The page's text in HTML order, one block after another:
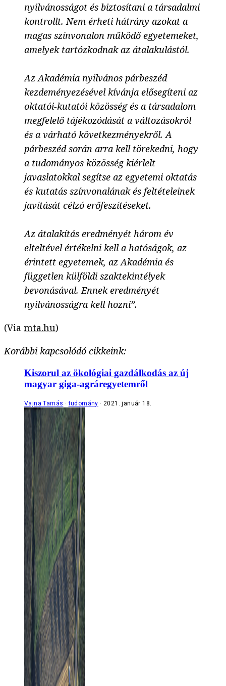
nyilvánosságot és biztosítani a társadalmi
kontrollt. Nem érheti hátrány azokat a
magas színvonalon működő egyetemeket,
amelyek tartózkodnak az átalakulástól.
Az Akadémia nyilvános párbeszéd
kezdeményezésével kívánja elősegíteni az
oktatói-kutatói közösség és a társadalom
megfelelő tájékozódását a változásokról
és a várható következményekről. A
párbeszéd során arra kell törekedni, hogy
a tudományos közösség kiérlelt
javaslatokkal segítse az egyetemi oktatás
és kutatás színvonalának és feltételeinek
javítását célzó erőfeszítéseket.
Az átalakítás eredményét három év
elteltével értékelni kell a hatóságok, az
érintett egyetemek, az Akadémia és
független külföldi szaktekintélyek
bevonásával. Ennek eredményét
nyilvánosságra kell hozni”.
(Via mta.hu)
Korábbi kapcsolódó cikkeink:
Kiszorul az ökológiai gazdálkodás az új
magyar giga-agráregyetemről
Vajna Tamás tudomány 2021. január 18.